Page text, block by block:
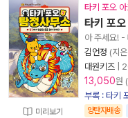
미리보기
타키 포오
타키 포
아 주세요! -
김언정 (지은
대원키즈
13,050원
부록 : 타키
양탄자배송